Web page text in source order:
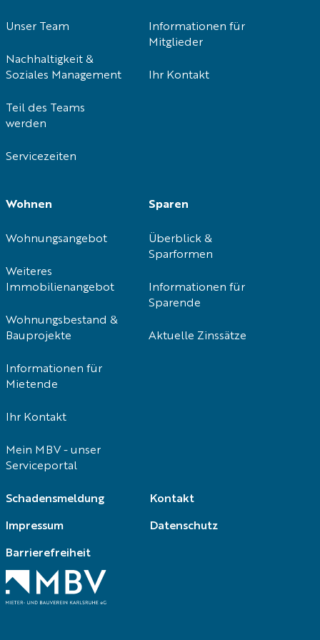
Unser Team
Nachhaltigkeit &
Soziales Management
Teil des Teams
werden
Servicezeiten
Informationen für
Mitglieder
Ihr Kontakt
Wohnen
Wohnungsangebot
Weiteres
Immobilienangebot
Wohnungsbestand &
Bauprojekte
Informationen für
Mietende
Ihr Kontakt
Mein MBV - unser
Serviceportal
Sparen
Überblick &
Sparformen
Informationen für
Sparende
Aktuelle Zinssätze
Navigation
Schadensmeldung Kontakt
Impressum Datenschutz
Barrierefreiheit